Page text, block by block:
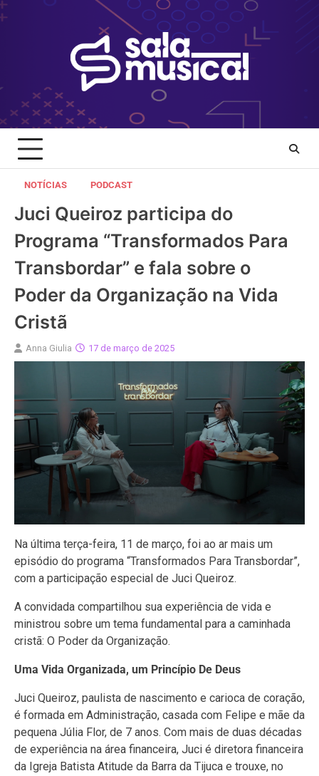
Skip
to
NOTÍCIAS PODCAST
Juci Queiroz participa do
Programa “Transformados Para
Transbordar” e fala sobre o
Poder da Organização na Vida
Cristã
Anna Giulia 17 de março de 2025
Na última terça-feira, 11 de março, foi ao ar mais um
episódio do programa “Transformados Para Transbordar”,
com a participação especial de Juci Queiroz.
A convidada compartilhou sua experiência de vida e
ministrou sobre um tema fundamental para a caminhada
cristã: O Poder da Organização.
Uma Vida Organizada, um Princípio De Deus
Juci Queiroz, paulista de nascimento e carioca de coração,
é formada em Administração, casada com Felipe e mãe da
pequena Júlia Flor, de 7 anos. Com mais de duas décadas
de experiência na área financeira, Juci é diretora financeira
da Igreja Batista Atitude da Barra da Tijuca e trouxe, no